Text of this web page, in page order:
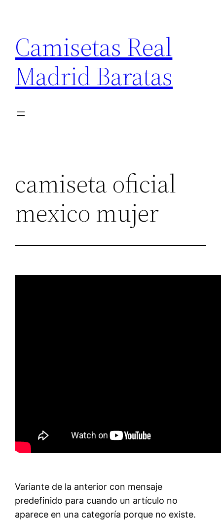
contenido
Camisetas Real
Madrid Baratas
camiseta oficial
mexico mujer
Variante de la anterior con mensaje
predefinido para cuando un artículo no
aparece en una categoría porque no existe.